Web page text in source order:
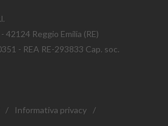
42124 Reggio Emilia (RE)
- REA RE-293833 Cap. soc.
/ Informativa privacy
/